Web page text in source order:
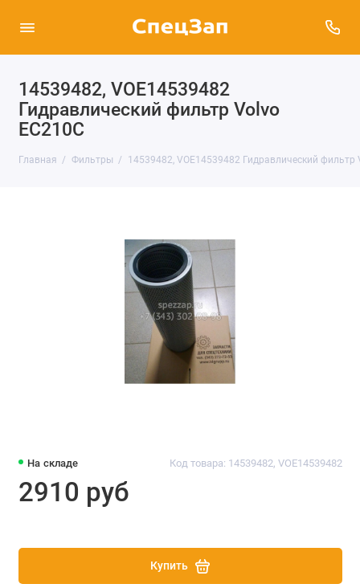
14539482, VOE14539482
Гидравлический фильтр Volvo
EC210C
Главная Фильтры 14539482, VOE14539482 Гидравлический фильтр
На складе Код товара: 14539482, VOE14539482
2910 руб
Купить